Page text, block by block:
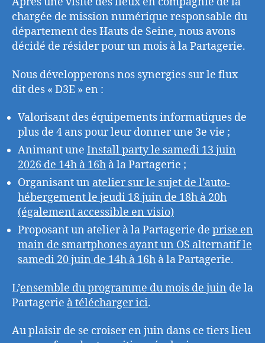
chargée de mission numérique responsable du
département des Hauts de Seine, nous avons
décidé de résider pour un mois à la Partagerie.
Nous développerons nos synergies sur le flux
dit des « D3E » en :
Valorisant des équipements informatiques de
plus de 4 ans pour leur donner une 3e vie ;
Animant une Install party le samedi 13 juin
2026 de 14h à 16h à la Partagerie ;
Organisant un atelier sur le sujet de l’auto-
hébergement le jeudi 18 juin de 18h à 20h
(également accessible en visio)
Proposant un atelier à la Partagerie de prise en
main de smartphones ayant un OS alternatif le
samedi 20 juin de 14h à 16h à la Partagerie.
L’ensemble du programme du mois de juin de la
Partagerie à télécharger ici.
Au plaisir de se croiser en juin dans ce tiers lieu